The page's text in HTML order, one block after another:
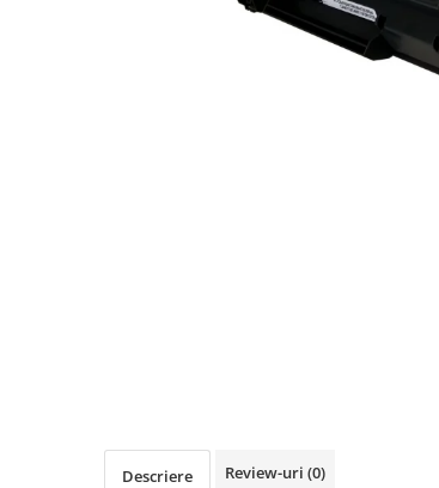
Descriere Review-uri (0)